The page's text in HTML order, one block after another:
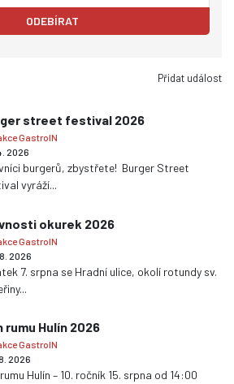
ODEBÍRAT
Přidat událost
street festival 2026
GastroIN
2026
burgerů, zbystřete! Burger Street
vyráží...
okurek 2026
GastroIN
2026
7. srpna se Hradní ulice, okolí rotundy sv.
rumu Hulín 2026
GastroIN
2026
Hulín – 10. ročník 15. srpna od 14:00